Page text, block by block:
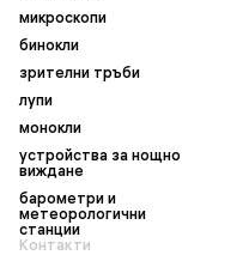
микроскопи
бинокли
зрителни тръби
лупи
монокли
устройства за нощно
виждане
барометри и
метеорологични
станции
Контакти